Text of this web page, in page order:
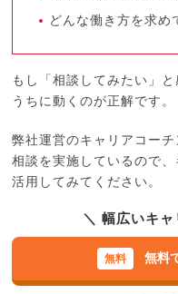
どんな働き方を求め
もし「相談してみたい」
うちに動くのが正解です。
弊社運営のキャリアコーチ
相談を実施しているので
活用してみてください。
＼ 幅広いキ
無料